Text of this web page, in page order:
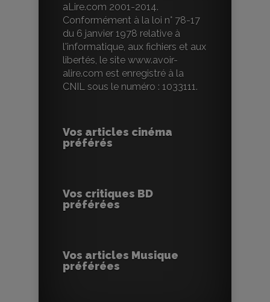
aLire.com 2001-2014.
Conformément à la loi n° 78-17
du 6 janvier 1978 relative à
l'informatique, aux fichiers et aux
libertés, le site www.avoir-
alire.com est enregistré à la
CNIL sous le numéro : 1033111.
Vos articles cinéma
préférés
Vos critiques BD
préférées
Vos articles Musique
préférées